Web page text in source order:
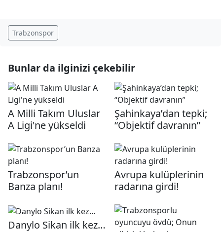
Trabzonspor
Bunlar da ilginizi çekebilir
A Milli Takım Uluslar
A Ligi'ne yükseldi
Şahinkaya’dan tepki;
“Objektif davranın”
Trabzonspor’un
Banza planı!
Avrupa kulüplerinin
radarına girdi!
Danylo Sikan ilk kez…